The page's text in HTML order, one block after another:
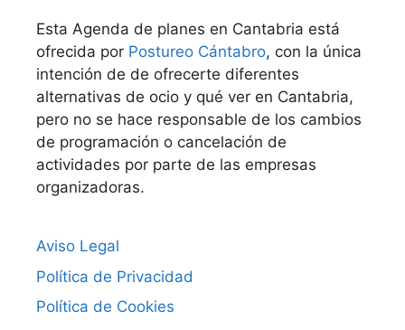
Esta Agenda de planes en Cantabria está
ofrecida por Postureo Cántabro, con la única
intención de de ofrecerte diferentes
alternativas de ocio y qué ver en Cantabria,
pero no se hace responsable de los cambios
de programación o cancelación de
actividades por parte de las empresas
organizadoras.
Aviso Legal
Política de Privacidad
Política de Cookies